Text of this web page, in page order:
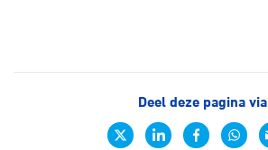
Deel deze pagina via